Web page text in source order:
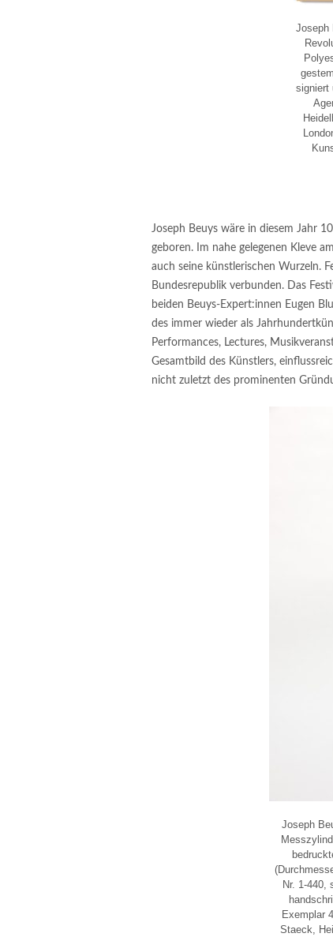
Joseph
signiert
Joseph Beuys wäre in diesem Jahr
geboren. Im nahe gelegenen Kleve
auch seine künstlerischen Wurzeln.
Bundesrepublik verbunden. Das
beiden Beuys-Expert:innen Eugen
des immer wieder als
Performances, Lectures,
Gesamtbild des Künstlers,
nicht zuletzt des prominenten
Joseph
Nr. 1-440,
Exemplar
Staeck,